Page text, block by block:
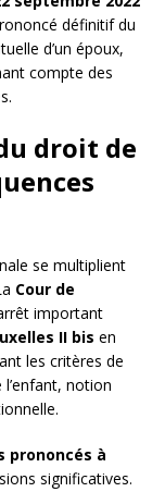
définitif du
d’un époux,
compte des
droit de
se multiplient
Cour de
important
II bis en
les critères de
notion
prononcés à
significatives.